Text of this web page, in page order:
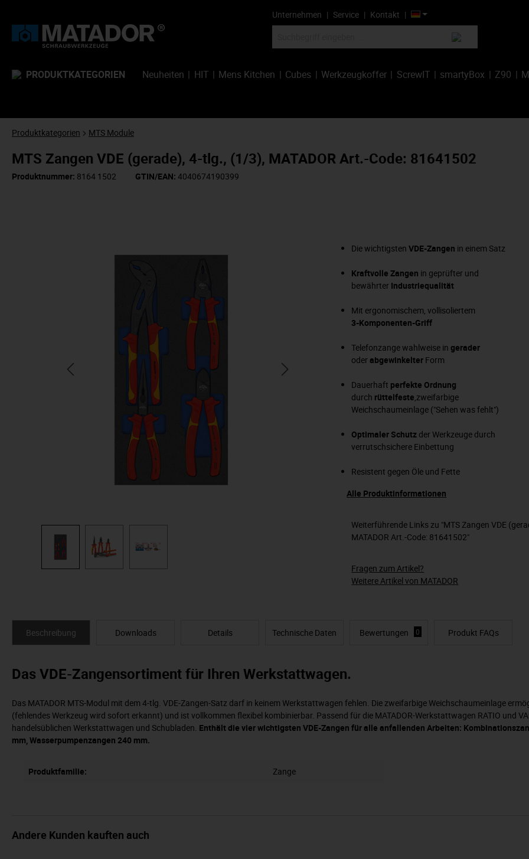
Unternehmen Service Kontakt
PRODUKTKATEGORIEN Neuheiten HIT Mens Kitchen Cubes Werkzeugkoffer ScrewIT smartyBox Z90
Produktkategorien MTS Module
MTS Zangen VDE (gerade), 4-tlg., (1/3), MATADOR Art.-Code: 81641502
Produktnummer: 8164 1502 GTIN/EAN: 4040674190399
Die wichtigsten VDE-Zangen in einem Satz
Kraftvolle Zangen in geprüfter und
bewährter Industriequalität
Mit ergonomischem, vollisoliertem
3-Komponenten-Griff
Telefonzange wahlweise ingerader
oderabgewinkelter Form
Dauerhaft perfekte Ordnung
durch rüttelfeste,zweifarbige
Weichschaumeinlage ("Sehen was fehlt")
Optimaler Schutz der Werkzeuge durch
verrutschsichere Einbettung
Resistent gegen Öle und Fette
Alle Produktinformationen
Weiterführende Links zu "MTS Zangen VDE
MATADOR Art.-Code: 81641502"
Fragen zum Artikel?
Weitere Artikel von MATADOR
Beschreibung Downloads Details Technische Daten Bewertungen 0 Produkt FAQs
Das VDE-Zangensortiment für Ihren Werkstattwagen.
Das MATADOR MTS-Modul mit dem 4-tlg. VDE-Zangen-Satz darf in keinem Werkstattwagen fehlen. Die zweifarbige Weichschaumeinlage
(fehlendes Werkzeug wird sofort erkannt) und ist vollkommen flexibel kombinierbar. Passend für die MATADOR-Werkstattwagen RATIO und
handelsüblichen Werkstattwagen und Schubladen. Enthält die vier wichtigsten VDE-Zangen für alle anfallenden Arbeiten:
mm, Wasserpumpenzangen 240 mm.
Produktfamilie: Zange
Andere Kunden kauften auch